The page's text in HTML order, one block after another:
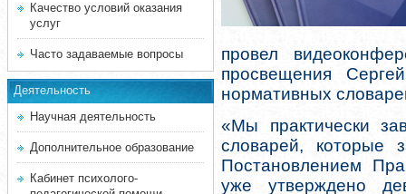
Качество условий оказания
услуг
Часто задаваемые вопросы
Деятельность
Научная деятельность
Дополнительное образование
Кабинет психолого-
провел
просвещения
нормативных
«Мы практически
словарей, которые
Постановлением
уже утверждено